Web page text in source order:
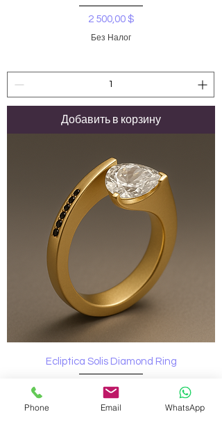
Цена
2 500,00 $
Без Налог
Добавить в корзину
Ecliptica Solis Diamond Ring
Цена
2 500,00 $
Без Налог
Phone Email WhatsApp